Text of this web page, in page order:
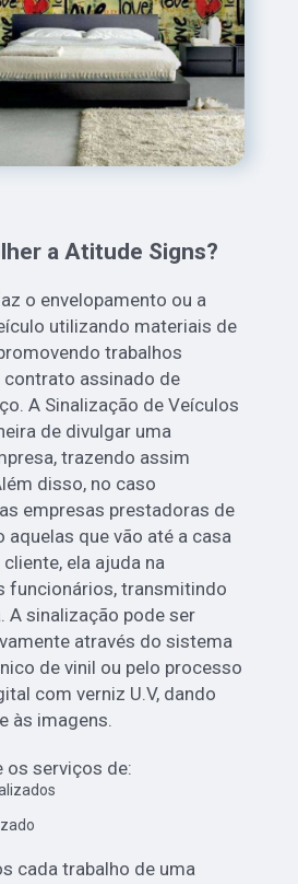
a Atitude Signs?
o envelopamento ou a
utilizando materiais de
trabalhos
assinado de
A Sinalização de Veículos
de divulgar uma
trazendo assim
disso, no caso
empresas prestadoras de
aquelas que vão até a casa
ela ajuda na
funcionários, transmitindo
A sinalização pode ser
através do sistema
de vinil ou pelo processo
com verniz U.V, dando
às imagens.
os serviços de:
cada trabalho de uma